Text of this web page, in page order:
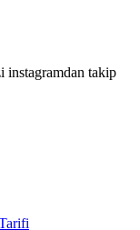
instagramdan takip